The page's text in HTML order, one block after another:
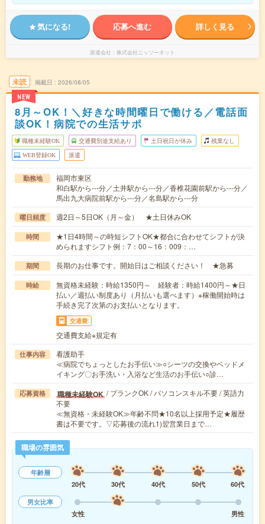
気になる! 応募へ進む 詳しく見る
派遣会社 株式会社ニッソーネット
未読
NEW
掲載日 2026/08/05
8月～OK！＼好きな時間曜日で働ける／電話面
談OK！病院での生活サポ
職種未経験OK 交通費別途支給あり 土日祝日が休み 残業なし
WEB登録OK 派遣
勤務地
福岡市東区
和白駅から---分／土井駅から---分／香椎花園前駅から---分／
馬出九大病院前駅から---分／名島駅から---分
曜日頻度 週2日～5日OK（月～金） ★土日休みOK
時間
★1日4時間～の時短シフトOK★都合に合わせてシフトが決
められますシフト例：7：00～16：009：…
期間 長期のお仕事です。開始日はご相談ください！ ★急募
時給
無資格未経験：時給1350円～ 経験者：時給1400円～★日
払い／週払い制度あり（月払いも選べます）※稼働開始時は
手続き完了次第のお支払いとなります。
交通費
交通費支給※規定有
仕事内容
看護助手
≪病院でちょっとしたお手伝い≫○シーツの交換やベッドメ
イキング〇お手洗い・入浴など生活のお手伝い○診…
応募資格 職種未経験OK / ブランクOK / パソコンスキル不要 / 英語力
不要
≪無資格・未経験OK≫年齢不問★10名以上採用予定★履歴
書は不要です。▽応募後の流れ1)翌営業日まで…
職場の雰囲気
年齢層
20代
30代 40代 50代
60代
男女比率
女性
男性